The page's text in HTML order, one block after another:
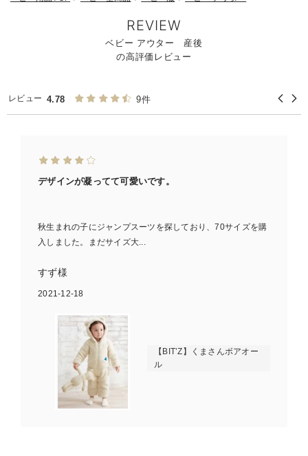
REVIEW
ベビー アウター 産後
の高評価レビュー
レビュー 4.78 9件
デザインが凝ってて可愛いです。
秋生まれの子にジャンプスーツを探しており、70サイズを購
入しました。まだサイズ大...
すず様
2021-12-18
【BIT’Z】くまさんボアオー
ル